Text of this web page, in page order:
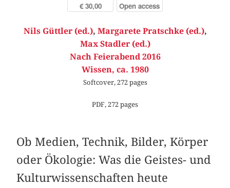
€ 30,00 Open access
Nils Güttler (ed.), Margarete Pratschke (ed.),
Max Stadler (ed.)
Nach Feierabend 2016
Wissen, ca. 1980
Softcover, 272 pages
PDF, 272 pages
Ob Medien, Technik, Bilder, Körper
oder Ökologie: Was die Geistes- und
Kulturwissenschaften heute